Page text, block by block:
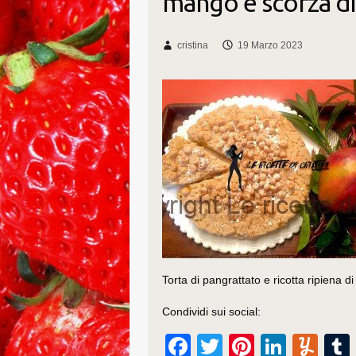
cristina 19 Marzo 2023
Torta di pangrattato e ricotta ripiena
Condividi sui social:
F
T
Pi Li
Y